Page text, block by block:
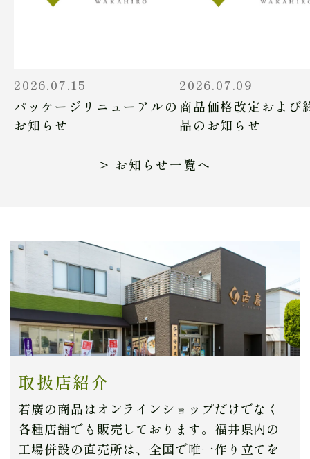
パッケージリニューアルの
お知らせ
2026.07.15
商品価格改定および
品のお知らせ
2026.07.09
取扱店紹介
若廣の商品はオンラインショップだけでなく
各種店舗でも販売しております。福井県内の
工場併設の直売所は、全国で唯一作り立てを